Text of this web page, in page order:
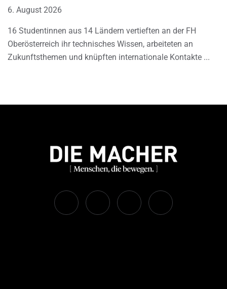
6. August 2026
16 Studentinnen aus 14 Ländern vertieften an der FH
Oberösterreich ihr technisches Wissen, arbeiteten an
Zukunftsthemen und knüpften internationale Kontakte